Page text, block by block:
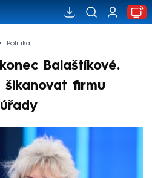
Politika
Balaštíkové.
šikanovat firmu